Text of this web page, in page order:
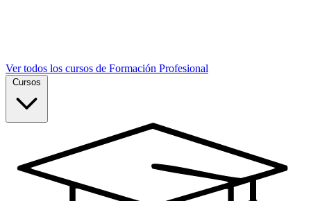
Ver todos los cursos de Formación Profesional
Cursos